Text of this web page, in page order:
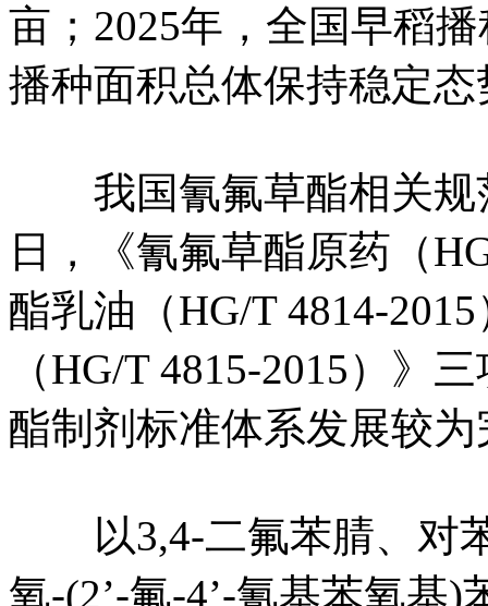
亩；2025年，全国早稻
播种面积总体保持稳定
我国氰氟草酯相关规
日，《氰氟草酯原药（
酯乳油（HG/T 4814-
（HG/T 4815-2015）》
酯制剂标准体系发展较为
以3,4-二氟苯腈、对
氧-(2’-氟-4’-氰基苯氧基